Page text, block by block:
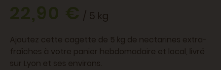
22,90 €/ 5 kg
Ajoutez cette cagette de 5 kg de nectarines extra-
fraîches à votre panier hebdomadaire et local, livré
sur Lyon et ses environs.